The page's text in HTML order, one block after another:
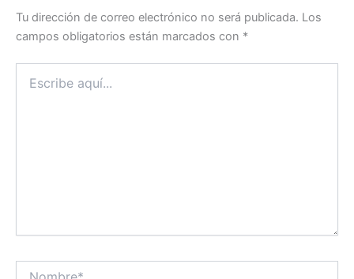
Tu dirección de correo electrónico no será publicada. Los
campos obligatorios están marcados con *
aquí...